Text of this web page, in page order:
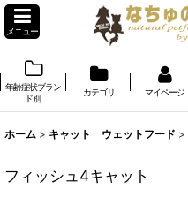
メニュー
年齢症状ブラン
ド別
カテゴリ マイページ
ホーム > キャット ウェットフード >
フィッシュ4キャット